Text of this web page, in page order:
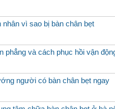
vì sao bị bàn chân bẹt
phẳng và cách phục hồi vận
người có bàn chân bẹt ngay